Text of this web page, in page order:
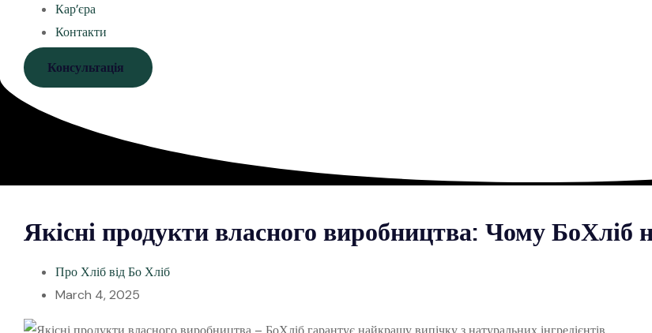
Кар’єра
Контакти
Консультація
Якісні продукти власного виробництва: Чому БоХліб
Про Хліб від Бо Хліб
March 4, 2025